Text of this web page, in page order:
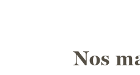
Nos